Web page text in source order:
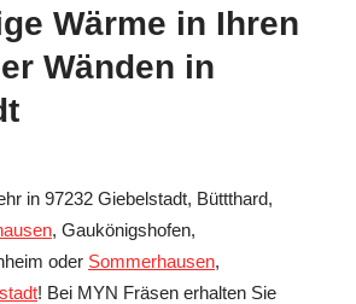
Wärme in Ihren
Wänden in
in 97232 Giebelstadt, Büttthard,
, Gaukönigshofen,
oder Sommerhausen,
! Bei MYN Fräsen erhalten Sie